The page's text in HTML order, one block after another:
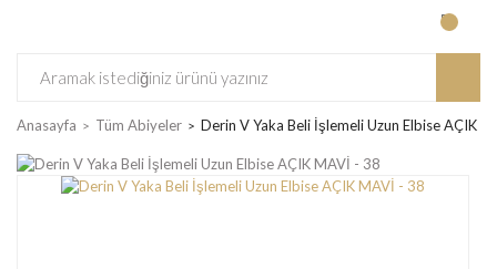
Anasayfa Tüm Abiyeler Derin V Yaka Beli İşlemeli Uzun Elbise AÇIK